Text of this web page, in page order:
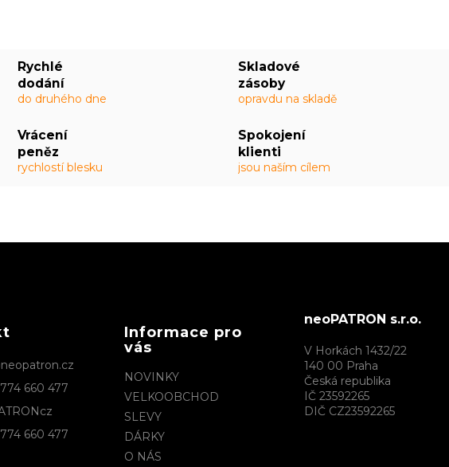
Rychlé
dodání
do druhého dne
Skladové
zásoby
opravdu na skladě
Vrácení
peněz
rychlostí blesku
Spokojení
klienti
jsou naším cílem
neopatron.cz
660 477
660 477
Informace pro
vás
NOVINKY
VELKOOBCHOD
SLEVY
DÁRKY
O NÁS
neoPATRON s.r.o.
V Horkách 1432/22
140 00 Praha
Česká republika
IČ 23592265
DIČ CZ23592265